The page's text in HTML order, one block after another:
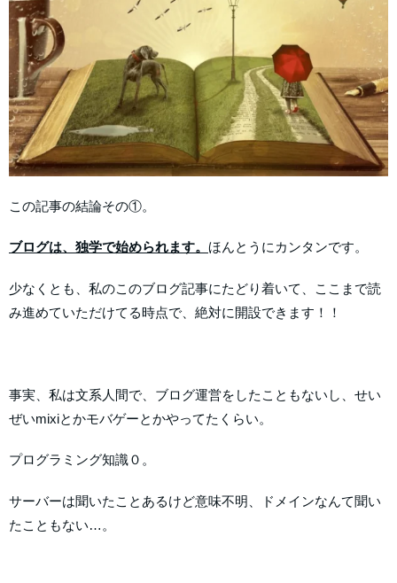
この記事の結論その①。
ブログは、独学で始められます。 ほんとうにカンタンです。
少なくとも、私のこのブログ記事にたどり着いて、ここまで読
み進めていただけてる時点で、絶対に開設できます！！
事実、私は文系人間で、ブログ運営をしたこともないし、せい
ぜいmixiとかモバゲーとかやってたくらい。
プログラミング知識０。
サーバーは聞いたことあるけど意味不明、ドメインなんて聞い
たこともない…。